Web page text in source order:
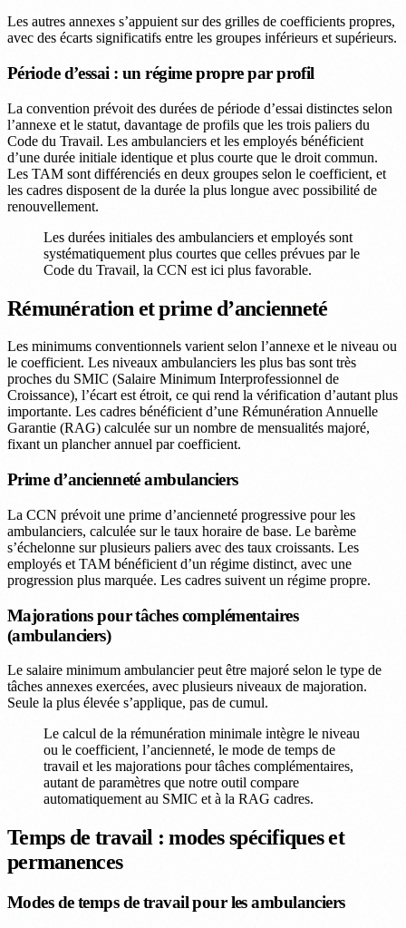
Les autres annexes s’appuient sur des grilles de coefficients propres,
avec des écarts significatifs entre les groupes inférieurs et supérieurs.
Période d’essai : un régime propre par profil
La convention prévoit des durées de période d’essai distinctes selon
l’annexe et le statut, davantage de profils que les trois paliers du
Code du Travail. Les ambulanciers et les employés bénéficient
d’une durée initiale identique et plus courte que le droit commun.
Les TAM sont différenciés en deux groupes selon le coefficient, et
les cadres disposent de la durée la plus longue avec possibilité de
renouvellement.
Les durées initiales des ambulanciers et employés sont
systématiquement plus courtes que celles prévues par le
Code du Travail, la CCN est ici plus favorable.
Rémunération et prime d’ancienneté
Les minimums conventionnels varient selon l’annexe et le niveau ou
le coefficient. Les niveaux ambulanciers les plus bas sont très
proches du SMIC (Salaire Minimum Interprofessionnel de
Croissance), l’écart est étroit, ce qui rend la vérification d’autant plus
importante. Les cadres bénéficient d’une Rémunération Annuelle
Garantie (RAG) calculée sur un nombre de mensualités majoré,
fixant un plancher annuel par coefficient.
Prime d’ancienneté ambulanciers
La CCN prévoit une prime d’ancienneté progressive pour les
ambulanciers, calculée sur le taux horaire de base. Le barème
s’échelonne sur plusieurs paliers avec des taux croissants. Les
employés et TAM bénéficient d’un régime distinct, avec une
progression plus marquée. Les cadres suivent un régime propre.
Majorations pour tâches complémentaires
(ambulanciers)
Le salaire minimum ambulancier peut être majoré selon le type de
tâches annexes exercées, avec plusieurs niveaux de majoration.
Seule la plus élevée s’applique, pas de cumul.
Le calcul de la rémunération minimale intègre le niveau
ou le coefficient, l’ancienneté, le mode de temps de
travail et les majorations pour tâches complémentaires,
autant de paramètres que notre outil compare
automatiquement au SMIC et à la RAG cadres.
Temps de travail : modes spécifiques et
permanences
Modes de temps de travail pour les ambulanciers